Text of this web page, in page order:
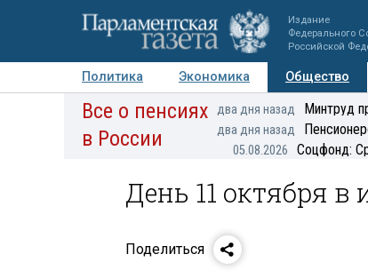
Издание
Федерального
Российской
Политика Экономика Общество
Авторы Персоны Мнения
Все о пенсиях
в России
два дня назад Минтруд
два дня назад
05.08.2026 Соцфонд:
День 11 октября в
Поделиться